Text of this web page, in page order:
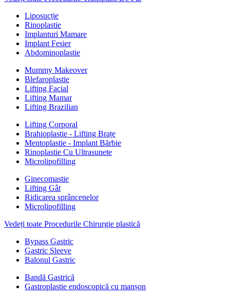
Liposucție
Rinoplastie
Implanturi Mamare
Implant Fesier
Abdominoplastie
Mummy Makeover
Blefaroplastie
Lifting Facial
Lifting Mamar
Lifting Brazilian
Lifting Corporal
Brahioplastie - Lifting Brațe
Mentoplastie - Implant Bărbie
Rinoplastie Cu Ultrasunete
Microlipofilling
Ginecomastie
Lifting Gât
Ridicarea sprâncenelor
Microlipofilling
Vedeți toate Procedurile Chirurgie plastică
Bypass Gastric
Gastric Sleeve
Balonul Gastric
Bandă Gastrică
Gastroplastie endoscopică cu manșon